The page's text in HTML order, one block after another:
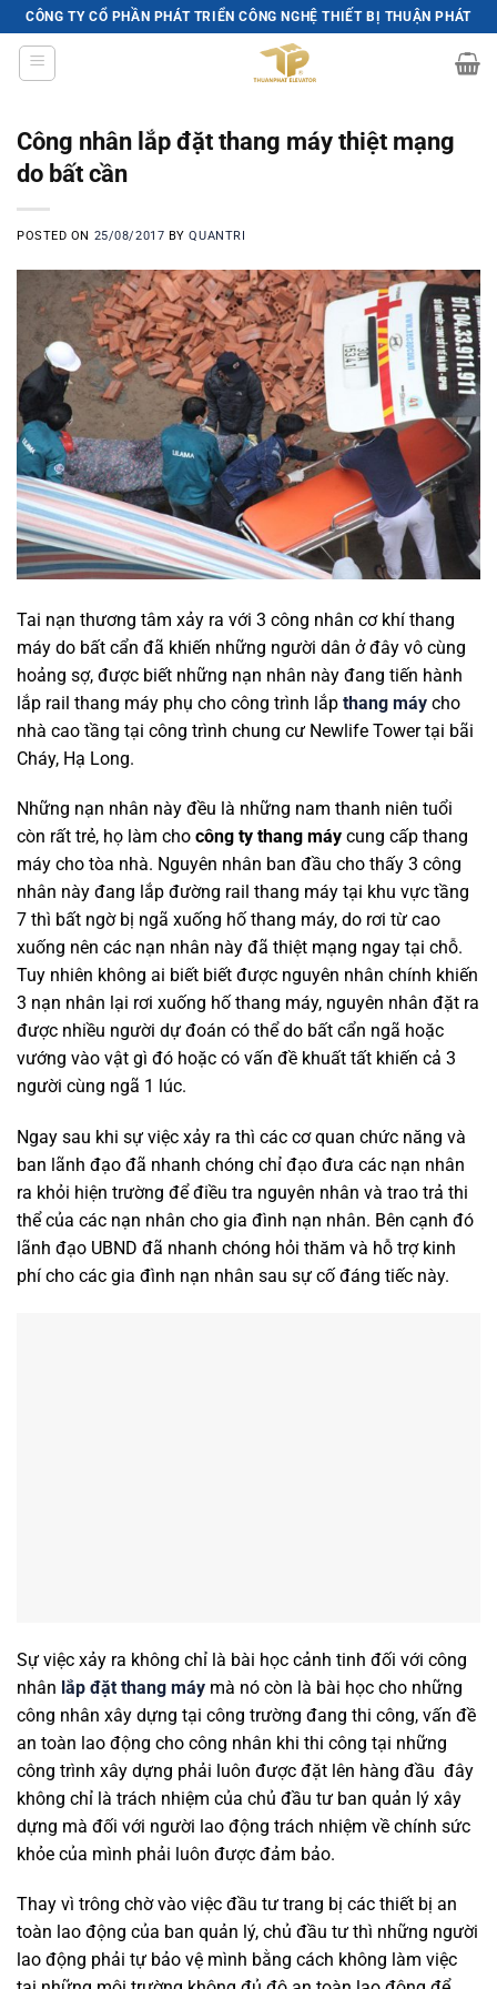
Skip
to
content
CÔNG TY CỔ PHẦN PHÁT TRIỂN CÔNG NGHỆ THIẾT BỊ THUẬN PHÁT
Công nhân lắp đặt thang máy thiệt mạng
do bất cần
POSTED ON 25/08/2017 BYQUANTRI
Tai nạn thương tâm xảy ra với 3 công nhân cơ khí thang
máy do bất cẩn đã khiến những người dân ở đây vô cùng
hoảng sợ, được biết những nạn nhân này đang tiến hành
lắp rail thang máy phụ cho công trình lắp thang máy cho
nhà cao tầng tại công trình chung cư Newlife Tower tại bãi
Cháy, Hạ Long.
Những nạn nhân này đều là những nam thanh niên tuổi
còn rất trẻ, họ làm cho công ty thang máy cung cấp thang
máy cho tòa nhà. Nguyên nhân ban đầu cho thấy 3 công
nhân này đang lắp đường rail thang máy tại khu vực tầng
7 thì bất ngờ bị ngã xuống hố thang máy, do rơi từ cao
xuống nên các nạn nhân này đã thiệt mạng ngay tại chỗ.
Tuy nhiên không ai biết biết được nguyên nhân chính khiến
3 nạn nhân lại rơi xuống hố thang máy, nguyên nhân đặt ra
được nhiều người dự đoán có thể do bất cẩn ngã hoặc
vướng vào vật gì đó hoặc có vấn đề khuất tất khiến cả 3
người cùng ngã 1 lúc.
Ngay sau khi sự việc xảy ra thì các cơ quan chức năng và
ban lãnh đạo đã nhanh chóng chỉ đạo đưa các nạn nhân
ra khỏi hiện trường để điều tra nguyên nhân và trao trả thi
thể của các nạn nhân cho gia đình nạn nhân. Bên cạnh đó
lãnh đạo UBND đã nhanh chóng hỏi thăm và hỗ trợ kinh
phí cho các gia đình nạn nhân sau sự cố đáng tiếc này.
Sự việc xảy ra không chỉ là bài học cảnh tinh đối với công
nhân lắp đặt thang máy mà nó còn là bài học cho những
công nhân xây dựng tại công trường đang thi công, vấn đề
an toàn lao động cho công nhân khi thi công tại những
công trình xây dựng phải luôn được đặt lên hàng đầu đây
không chỉ là trách nhiệm của chủ đầu tư ban quản lý xây
dựng mà đối với người lao động trách nhiệm về chính sức
khỏe của mình phải luôn được đảm bảo.
Thay vì trông chờ vào việc đầu tư trang bị các thiết bị an
toàn lao động của ban quản lý, chủ đầu tư thì những người
lao động phải tự bảo vệ mình bằng cách không làm việc